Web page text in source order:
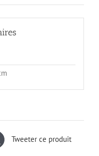
Tweeter ce produit